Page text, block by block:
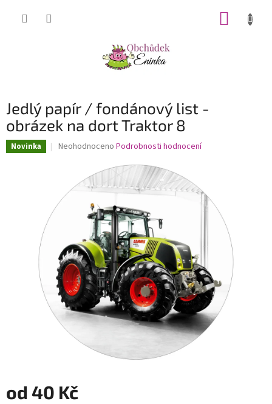
Jedlý papír / fondánový list -
obrázek na dort Traktor 8
Novinka
Průměrné
0,0
z
hvězdiček.
Neohodnoceno Podrobnosti hodnocení
od 40 Kč